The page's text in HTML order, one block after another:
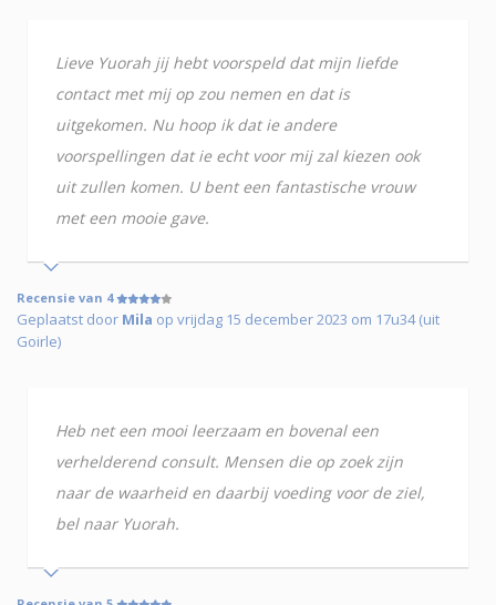
Lieve Yuorah jij hebt voorspeld dat mijn liefde
contact met mij op zou nemen en dat is
uitgekomen. Nu hoop ik dat ie andere
voorspellingen dat ie echt voor mij zal kiezen ook
uit zullen komen. U bent een fantastische vrouw
met een mooie gave.
Recensie van 4
Geplaatst door Mila op vrijdag 15 december 2023 om 17u34 (uit
Goirle)
Heb net een mooi leerzaam en bovenal een
verhelderend consult. Mensen die op zoek zijn
naar de waarheid en daarbij voeding voor de ziel,
bel naar Yuorah.